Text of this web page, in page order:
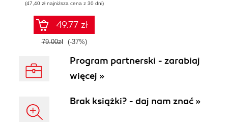
ćwiczenia
(47,40 zł najniższa cena z 30 dni)
49.77 zł
79.00zł (-37%)
Program partnerski - zarabiaj
więcej »
Brak książki? - daj nam znać »